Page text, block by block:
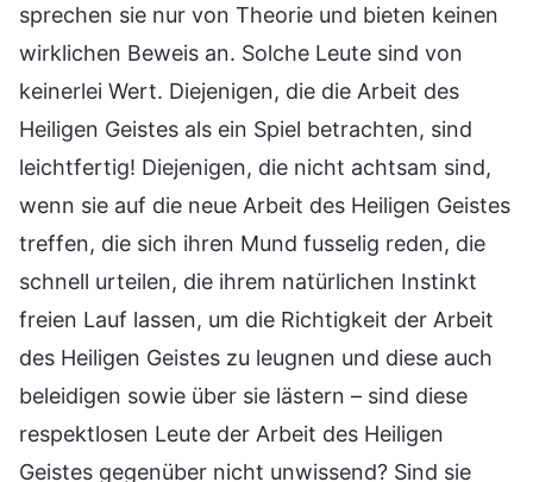
sprechen sie nur von Theorie und bieten keinen
wirklichen Beweis an. Solche Leute sind von
keinerlei Wert. Diejenigen, die die Arbeit des
Heiligen Geistes als ein Spiel betrachten, sind
leichtfertig! Diejenigen, die nicht achtsam sind,
wenn sie auf die neue Arbeit des Heiligen Geistes
treffen, die sich ihren Mund fusselig reden, die
schnell urteilen, die ihrem natürlichen Instinkt
freien Lauf lassen, um die Richtigkeit der Arbeit
des Heiligen Geistes zu leugnen und diese auch
beleidigen sowie über sie lästern – sind diese
respektlosen Leute der Arbeit des Heiligen
Geistes gegenüber nicht unwissend? Sind sie